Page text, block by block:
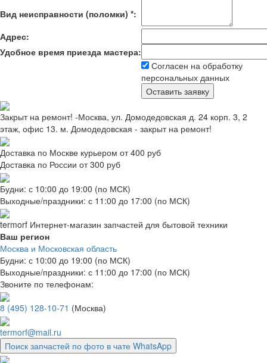
Вид неисправности (поломки) *:
Адрес:
Удобное время приезда мастера:
Согласен на обработку
персональных данных
Закрыт на ремонт! -Москва, ул. Домодедовская д. 24 корп. 3, 2
этаж, офис 13. м. Домодедовская - закрыт на ремонт!
Доставка по Москве курьером от 400 руб
Доставка по России от 300 руб
Будни: с 10:00 до 19:00 (по МСК)
Выходные/праздники: с 11:00 до 17:00 (по МСК)
termorf Интернет-магазин запчастей для бытовой техники
Ваш регион
Москва и Московская область
Будни: с 10:00 до 19:00 (по МСК)
Выходные/праздники: с 11:00 до 17:00 (по МСК)
Звоните по телефонам:
8 (495) 128-10-71 (Москва)
termorf@mail.ru
Поиск запчастей по фото в чате WhatsApp